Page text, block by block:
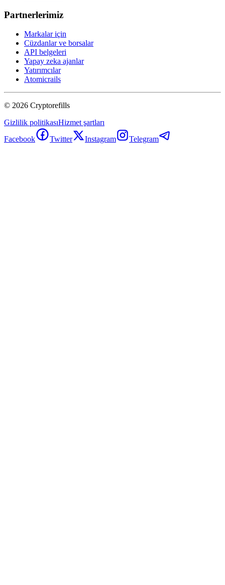
Partnerlerimiz
Markalar için
Cüzdanlar ve borsalar
API belgeleri
Yapay zeka ajanlar
Yatırımcılar
Atomicrails
© 2026 Cryptorefills
Gizlilik politikasıHizmet şartları
Facebook
Twitter Instagram Telegram